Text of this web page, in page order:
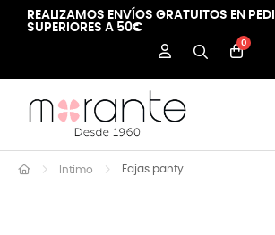
REALIZAMOS ENVÍOS GRATUITOS EN
SUPERIORES A 50€
0
Intimo Fajas panty